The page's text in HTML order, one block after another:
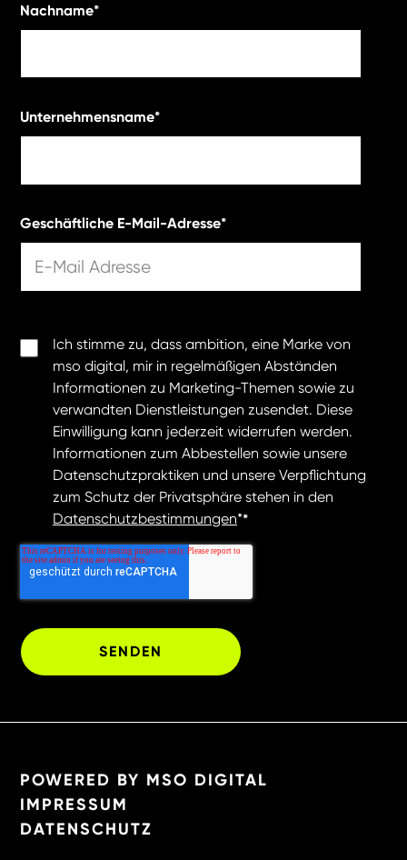
Nachname*
Unternehmensname*
Geschäftliche E-Mail-Adresse*
Ich stimme zu, dass ambition, eine Marke von
mso digital, mir in regelmäßigen Abständen
Informationen zu Marketing-Themen sowie zu
verwandten Dienstleistungen zusendet. Diese
Einwilligung kann jederzeit widerrufen werden.
Informationen zum Abbestellen sowie unsere
Datenschutzpraktiken und unsere Verpflichtung
zum Schutz der Privatsphäre stehen in den
Datenschutzbestimmungen**
POWERED BY MSO DIGITAL
IMPRESSUM
DATENSCHUTZ